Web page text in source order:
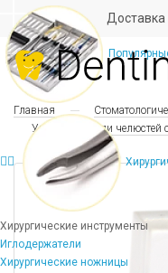
Отзывы Доставка
Хирургические инструменты
Иглодержатели
Хирургические ножницы
Главная
Учебные модели челюстей